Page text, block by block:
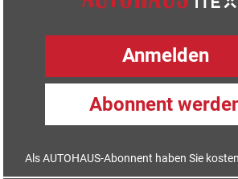
Anmelden
Abonnent
Als AUTOHAUS-Abonnent haben Sie